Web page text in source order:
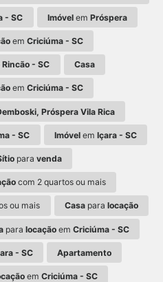
- SC Imóvelem Próspera
em Criciúma - SC
- SC Casa
em Criciúma - SC
Próspera Vila Rica
- SC Imóvelem Içara - SC
para venda
com 2 quartos ou mais
ou mais Casapara locação
paralocação emCriciúma - SC
- SC Apartamento
em Criciúma - SC